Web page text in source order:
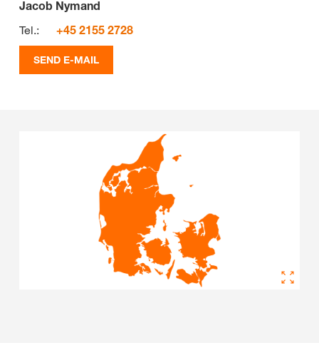
Jacob Nymand
Tel.:
+45 2155 2728
SEND E-MAIL